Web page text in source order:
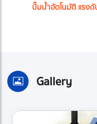
ปั๊มน้ำอัตโนมัติ แรงดั
Gallery